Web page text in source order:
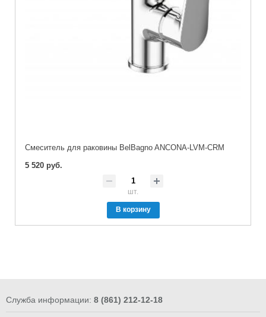
Смеситель для раковины BelBagno ANCONA-LVM-CRM
5 520 руб.
шт.
В корзину
Служба информации: 8 (861) 212-12-18